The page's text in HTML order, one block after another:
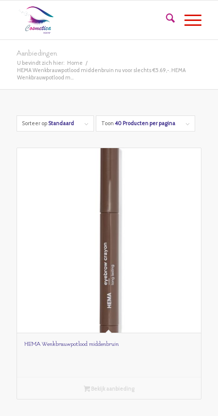
Aanbiedingen
U bevindt zich hier: Home /
HEMA Wenkbrauwpotlood middenbruin nu voor slechts €5.69,-. HEMA
Wenkbrauwpotlood m...
Sorteer op Standaard Toon 40 Producten per pagina
HEMA Wenkbrauwpotlood middenbruin
Bekijk aanbieding